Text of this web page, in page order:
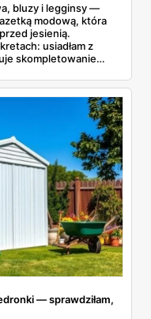
bluzy i legginsy —
modową, która
jesienią.
usiadłam z
skompletowanie
od t-shirtu po
markowe dresy Puma
— sprawdziłam,